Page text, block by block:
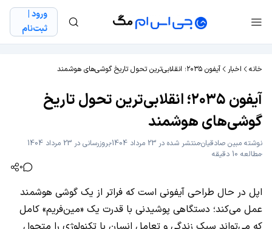
ورود |
ثبت‌نام
خانه اخبار آیفون ۲۰۳۵؛ انقلابی‌ترین تحول تاریخ گوشی‌های هوشمند
آیفون ۲۰۳۵؛ انقلابی‌ترین تحول تاریخ
گوشی‌های هوشمند
نوشته مبین صادقیانمنتشر شده در 23 مرداد 1404
بروزرسانی در 23 مرداد 1404
مطالعه 10 دقیقه
0
اپل در حال طراحی آیفونی است که فراتر از یک گوشی هوشمند
عمل می‌کند؛ دستگاهی پوشیدنی با قدرت یک «مین‌فریم» کامل